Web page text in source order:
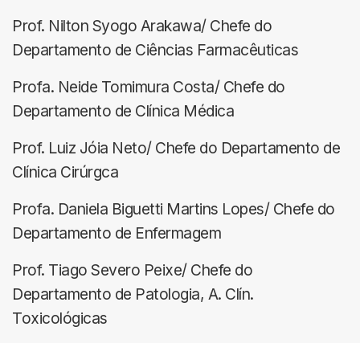
Prof. Nilton Syogo Arakawa/ Chefe do
Departamento de Ciências Farmacêuticas
Profa. Neide Tomimura Costa/ Chefe do
Departamento de Clínica Médica
Prof. Luiz Jóia Neto/ Chefe do Departamento de
Clínica Cirúrgca
Profa. Daniela Biguetti Martins Lopes/ Chefe do
Departamento de Enfermagem
Prof. Tiago Severo Peixe/ Chefe do
Departamento de Patologia, A. Clín.
Toxicológicas